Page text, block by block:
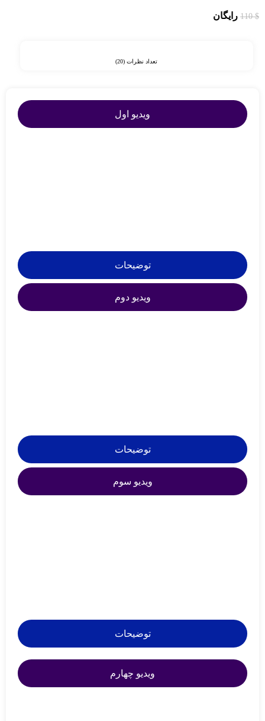
110$ رایگان
تعداد نظرات (20)
ویدیو اول
توضیحات
ویدیو دوم
توضیحات
ویدیو سوم
توضیحات
ویدیو چهارم